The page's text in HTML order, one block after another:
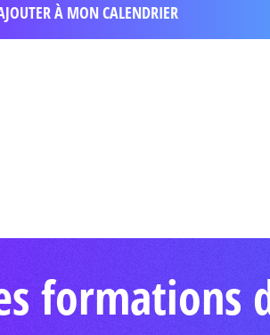
À MON CALENDRIER
formations